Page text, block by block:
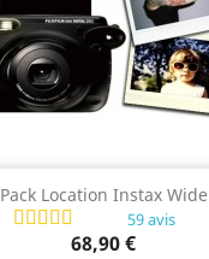
Pack Location Instax Wide
59 avis
Prix
68,90 €